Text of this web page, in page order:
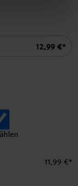
Summe
12,99 €*
11,99 €*